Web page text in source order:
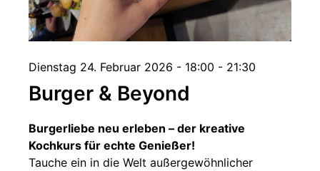
Dienstag 24. Februar 2026 - 18:00 - 21:30
Burger & Beyond
Burgerliebe neu erleben – der kreative
Kochkurs für echte Genießer!
Tauche ein in die Welt außergewöhnlicher